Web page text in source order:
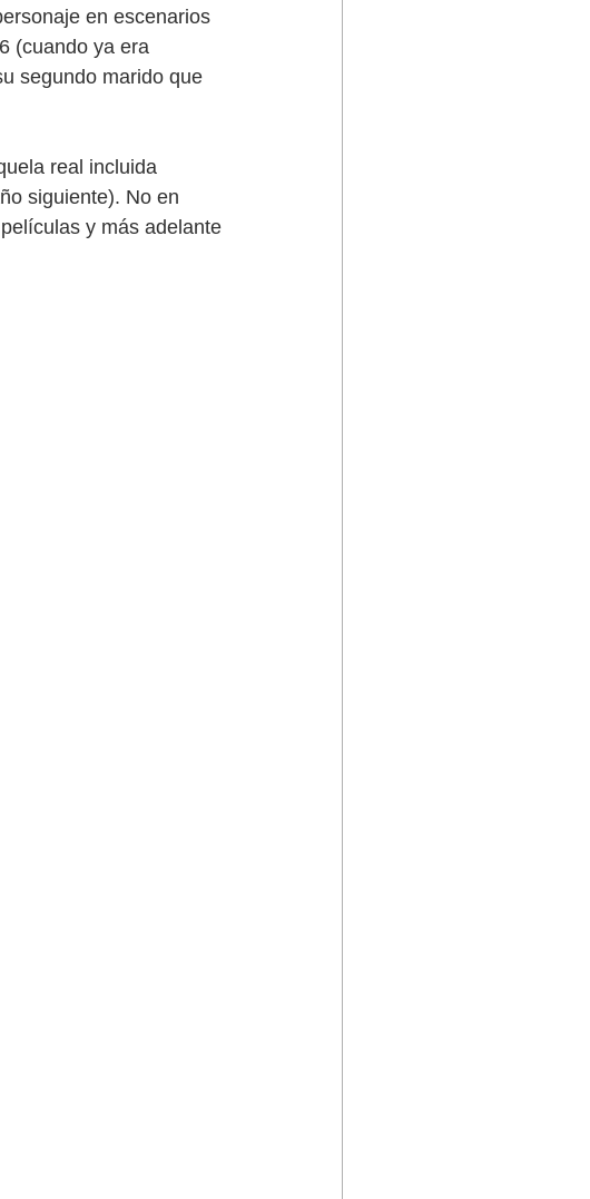
en escenarios
(cuando ya era
segundo marido que
real incluida
siguiente). No en
y más adelante